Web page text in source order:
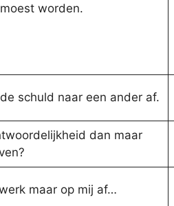
worden.
schuld naar een ander af.
dan maar
maar op mij af…